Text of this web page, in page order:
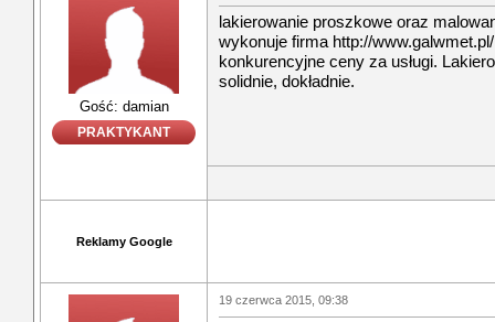
Gość: damian
PRAKTYKANT
lakierowanie proszkowe oraz
wykonuje firma http://
konkurencyjne ceny za usługi.
solidnie, dokładnie.
Reklamy Google
19 czerwca 2015, 09:38